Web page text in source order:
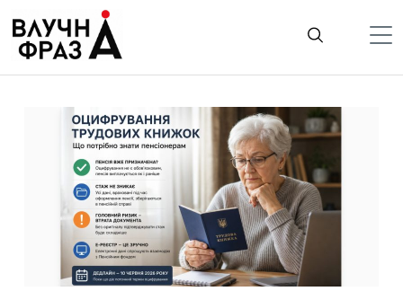
содержимому
Гроші
Життя
Лайфстайл
ТехноНаука
Людина